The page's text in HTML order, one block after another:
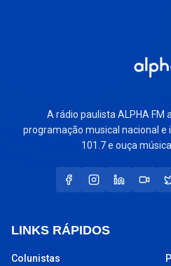
A rádio paulista ALPHA FM
programação musical nacional e
101.7 e ouça
LINKS RÁPIDOS
Colunistas